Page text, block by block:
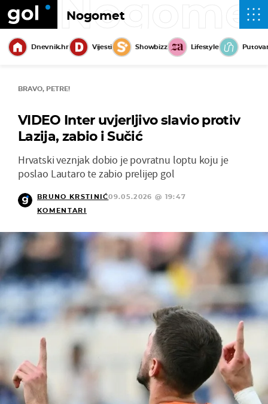
Nogomet
Dnevnik.hr Vijesti Showbizz Lifestyle
BRAVO, PETRE!
VIDEO Inter uvjerljivo slavio protiv
Lazija, zabio i Sučić
Hrvatski veznjak dobio je povratnu loptu koju je
poslao Lautaro te zabio prelijep gol
BRUNO KRSTINIĆ09.05.2026 @ 19:47
KOMENTARI